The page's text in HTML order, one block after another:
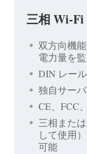
三相 Wi-Fi
双方向機
電力量を
DIN レー
独自サー
CE、FCC
三相また
して使用
可能